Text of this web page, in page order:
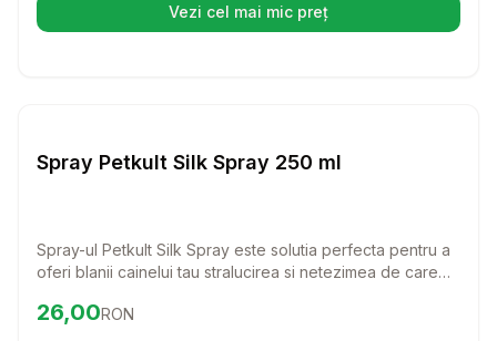
Vezi cel mai mic preț(se deschide într-o filă nouă)
Diverse Igiena Caini
Spray Petkult Silk Spray 250 ml
Spray-ul Petkult Silk Spray este solutia perfecta pentru a
oferi blanii cainelui tau stralucirea si netezimea de care
faciliteaza pieptanarea si previne caderea firelor de par,
Preț:26.00
26,00RON